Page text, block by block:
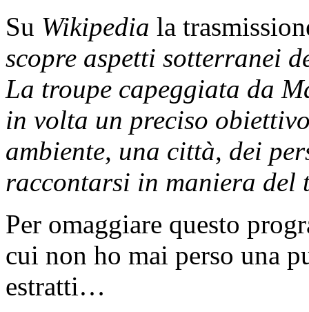
Su Wikipedia la
scopre aspetti sotterranei
La troupe capeggiata da
in volta un preciso
ambiente, una città, dei
raccontarsi in maniera del
Per omaggiare questo
cui non ho mai perso una
estratti…